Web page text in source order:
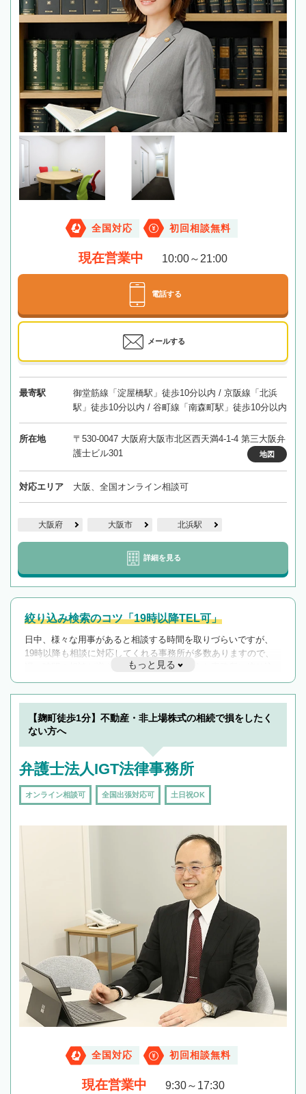
全国対応 初回相談無料
現在営業中 10:00～21:00
電話する
メールする
最寄駅
御堂筋線「淀屋橋駅」徒歩10分以内 / 京阪線「北浜
駅」徒歩10分以内 / 谷町線「南森町駅」徒歩10分以内
所在地
〒530-0047 大阪府大阪市北区西天満4-1-4 第三大阪弁
護士ビル301
地図
対応エリア 大阪、全国オンライン相談可
大阪府 大阪市 北浜駅
詳細を見る
絞り込み検索のコツ「19時以降TEL可」
日中、様々な用事があると相談する時間を取りづらいですが、
19時以降も相談に対応してくれる事務所が多数ありますので、
遅い時間の相談が増えそうな場合はそのような事務所に絞り込
んで検索してみましょう。
19時以降TEL可の条件
を加えて再検索
もっと見る
【麹町徒歩1分】不動産・非上場株式の相続で損をしたく
ない方へ
弁護士法人IGT法律事務所
オンライン相談可 全国出張対応可 土日祝OK
全国対応 初回相談無料
現在営業中 9:30～17:30